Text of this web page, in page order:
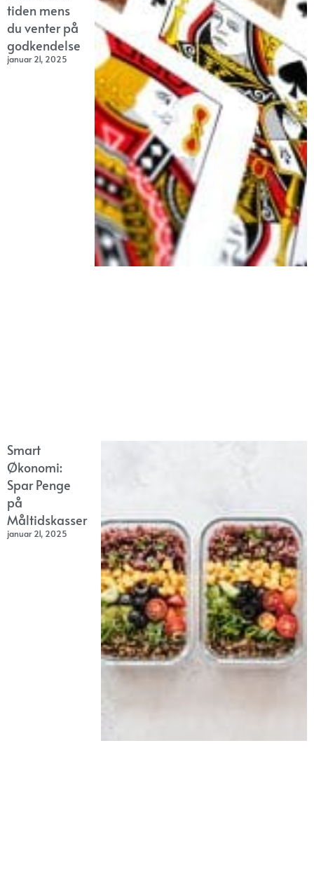
tiden mens
du venter på
godkendelse
januar 21, 2025
Smart
Økonomi:
Spar Penge
på
Måltidskasser
januar 21, 2025